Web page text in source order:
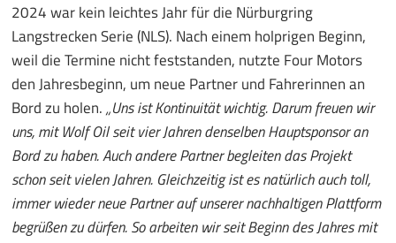
2024 war kein leichtes Jahr für die Nürburgring
Langstrecken Serie (NLS). Nach einem holprigen Beginn,
weil die Termine nicht feststanden, nutzte Four Motors
den Jahresbeginn, um neue Partner und Fahrerinnen an
Bord zu holen.„Uns ist Kontinuität wichtig. Darum freuen wir
uns, mit Wolf Oil seit vier Jahren denselben Hauptsponsor an
Bord zu haben. Auch andere Partner begleiten das Projekt
schon seit vielen Jahren. Gleichzeitig ist es natürlich auch toll,
immer wieder neue Partner auf unserer nachhaltigen Plattform
begrüßen zu dürfen. So arbeiten wir seit Beginn des Jahres mit